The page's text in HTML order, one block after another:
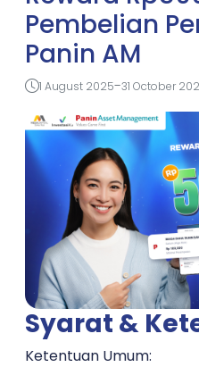
Pembelian
Panin AM
1 August 2025-31 October
Syarat &
Ketentuan Umum: